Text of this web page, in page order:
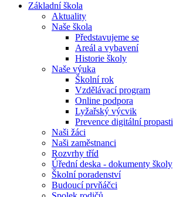
Základní škola
Aktuality
Naše škola
Představujeme se
Areál a vybavení
Historie školy
Naše výuka
Školní rok
Vzdělávací program
Online podpora
Lyžařský výcvik
Prevence digitální propasti
Naši žáci
Naši zaměstnanci
Rozvrhy tříd
Úřední deska - dokumenty školy
Školní poradenství
Budoucí prvňáčci